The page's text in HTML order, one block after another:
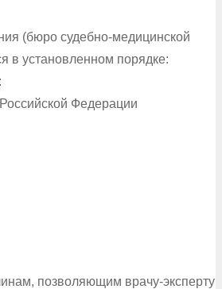
(бюро судебно-медицинской
в установленном порядке:
Федерации
позволяющим врачу-эксперту